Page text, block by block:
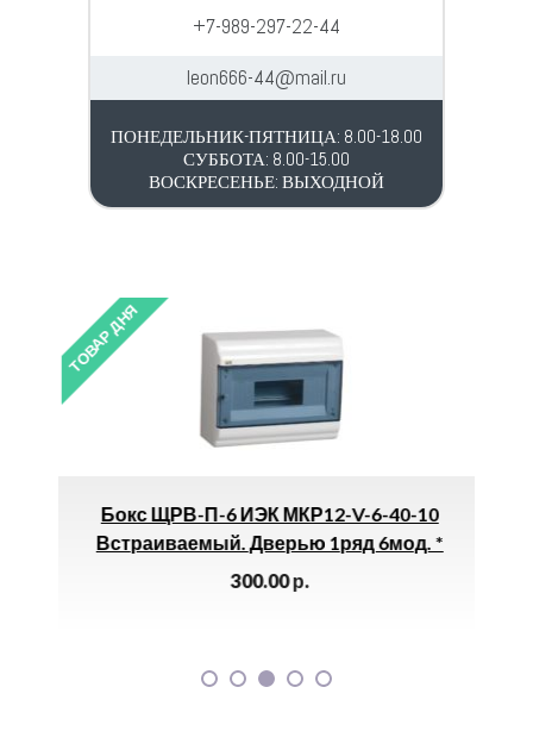
+7-989-297-22-44
leon666-44@mail.ru
ПОНЕДЕЛЬНИК-ПЯТНИЦА: 8.00-18.00
СУББОТА: 8.00-15.00
ВОСКРЕСЕНЬЕ: ВЫХОДНОЙ
ТОВАР ДНЯ
Бокс ЩРВ-П-6 ИЭК МКР12-V-6-40-10
Встраиваемый. Дверью 1ряд 6мод. *
300.00р.